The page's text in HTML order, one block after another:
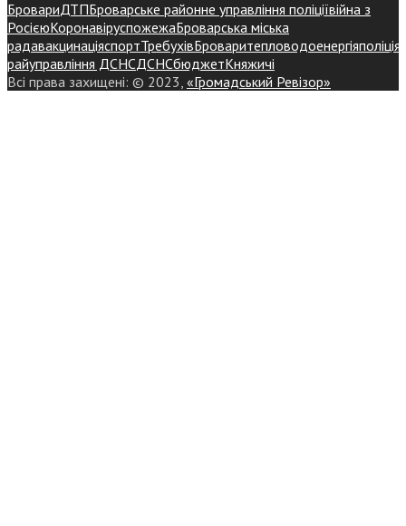
БровариДТПБроварське районне управління поліціївійна з
РосієюКоронавіруспожежаБроварська міська
радавакцинаціяспортТребухівБроваритепловодоенергіяполіція
райуправління ДСНСДСНСбюджетКняжичі
Всі права захищені: © 2023, «Громадський Ревізор»